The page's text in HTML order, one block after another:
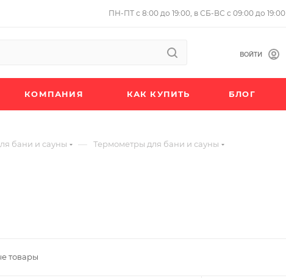
ПН-ПТ с 8:00 до 19:00, в СБ-ВС с 09:00 до 19:00
ВОЙТИ
КОМПАНИЯ КАК КУПИТЬ БЛОГ
бани и сауны — Термометры для бани и сауны
товары